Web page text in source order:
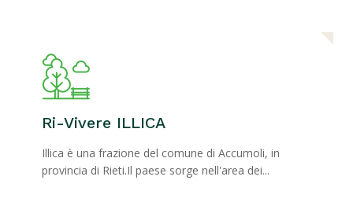
Ri-Vivere ILLICA
Illica è una frazione del comune di Accumoli, in
provincia di Rieti.Il paese sorge nell'area dei...